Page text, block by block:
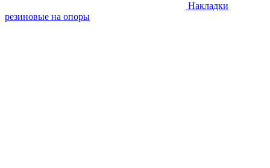
Накладки
резиновые на опоры